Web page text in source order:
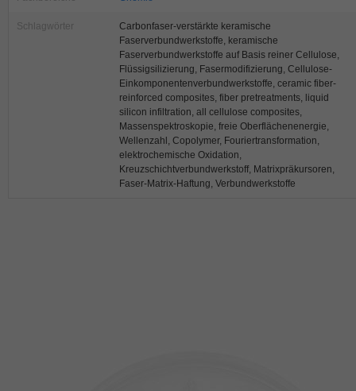
Schlagwörter
Carbonfaser-verstärkte keramische
Faserverbundwerkstoffe, keramische
Faserverbundwerkstoffe auf Basis reiner Cellulose,
Flüssigsilizierung, Fasermodifizierung, Cellulose-
Einkomponentenverbundwerkstoffe, ceramic fiber-
reinforced composites, fiber pretreatments, liquid
silicon infiltration, all cellulose composites,
Massenspektroskopie, freie Oberflächenenergie,
Wellenzahl, Copolymer, Fouriertransformation,
elektrochemische Oxidation,
Kreuzschichtverbundwerkstoff, Matrixpräkursoren,
Faser-Matrix-Haftung, Verbundwerkstoffe